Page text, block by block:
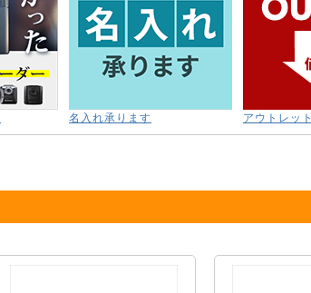
名入れ承ります アウトレット